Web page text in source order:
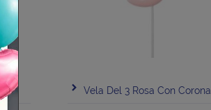
Vela Del 3 Rosa Con Corona